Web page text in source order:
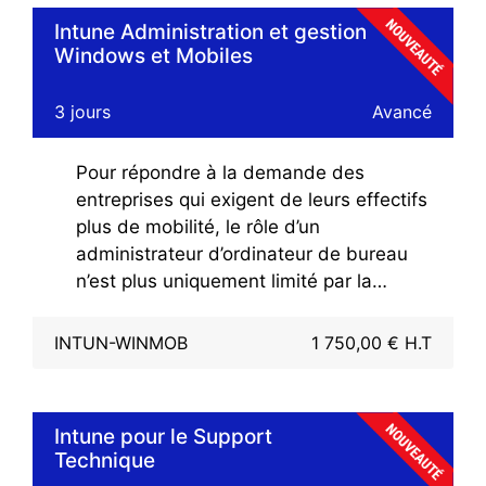
chaque cas d’usage.
fournissions une plateforme de
professionnelles sur des périphériques
personnels, l’étendue de l’administration
des ordinateurs de bureau doit inclure à
périphériques mobiles,
Intune Administration et gestion
Windows et Mobiles
3 jours Avancé
Pour répondre à la demande des
entreprises qui exigent de leurs effectifs
plus de mobilité, le rôle d’un
administrateur d’ordinateur de bureau
n’est plus uniquement limité par la
aussi des appareils téléphoniques et
utilisation courante et le besoin des
employés d'accéder à leurs applications
professionnelles sur des périphériques
INTUN-WINMOB 1 750,00 € H.T
Intune pour le Support
Technique